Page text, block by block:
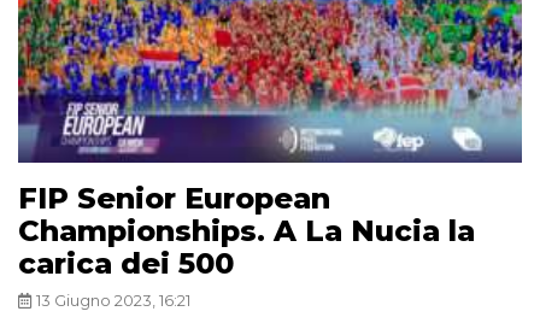
FIP Senior European
Championships. A La Nucia la
carica dei 500
13 Giugno 2023, 16:21